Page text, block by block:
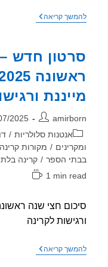
קריאהשאלה
על
ידי
מודד
מוסמך,
אני
רוצה
חלון
אחד
צמודה
לאנטנה,
מוכר
חדש –
ראשונה
ורגישות
פורסם:
04/07/2025
אנטנות סלולריות / דור חמש /
/ מקורות קרינה אישיים /
הספר / קרינה בלתי מייננת
1 min
לקרינה
קריאהסרטון